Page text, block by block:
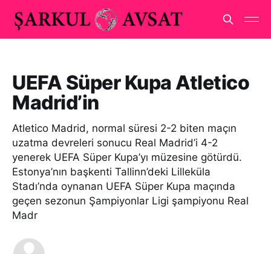
UEFA Süper Kupa Atletico
Madrid’in
Atletico Madrid, normal süresi 2-2 biten maçın
uzatma devreleri sonucu Real Madrid’i 4-2
yenerek UEFA Süper Kupa’yı müzesine götürdü.
Estonya’nın başkenti Tallinn’deki Lilleküla
Stadı’nda oynanan UEFA Süper Kupa maçında
geçen sezonun Şampiyonlar Ligi şampiyonu Real
Madr